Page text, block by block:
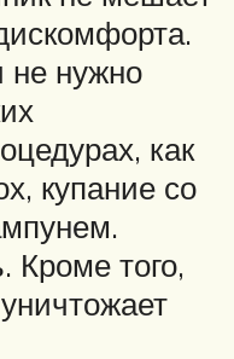
не нужно
как
купание со
Кроме того,